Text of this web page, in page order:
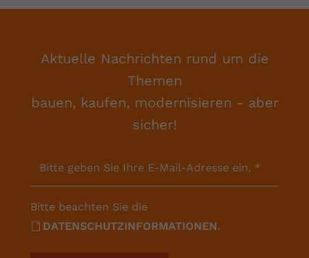
Aktuelle Nachrichten rund um die
Themen
bauen, kaufen, modernisieren - aber
sicher!
Bitte geben Sie Ihre E-Mail-Adresse ein. *
Bitte beachten Sie die
DATENSCHUTZINFORMATIONEN.